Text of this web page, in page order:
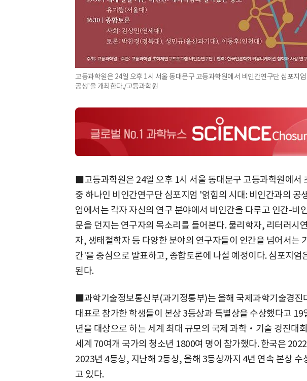
고등과학원은 24일 오후 1시 서울 동대문구 고등과학원에서 비인간연구단 심포지
공생'을 개최한다./고등과학원
■고등과학원은 24일 오후 1시 서울 동대문구 고등과학원에서
중 하나인 비인간연구단 심포지엄 '얽힘의 시대: 비인간과의 공
엄에서는 각자 자신의 연구 분야에서 비인간을 다루고 인간-비
문을 던지는 연구자의 목소리를 들어본다. 물리학자, 리터러시
자, 생태철학자 등 다양한 분야의 연구자들이 인간을 넘어서는
간'을 중심으로 발표하고, 종합토론에 나설 예정이다. 심포지엄
된다.
■과학기술정보통신부(과기정통부)는 올해 국제과학기술경진
대표로 참가한 학생들이 본상 3등상과 특별상을 수상했다고 19
년을 대상으로 하는 세계 최대 규모의 국제 과학‧기술 경진대
세계 70여개 국가의 청소년 1800여 명이 참가했다. 한국은
2023년 4등상, 지난해 2등상, 올해 3등상까지 4년 연속 본상 수
고 있다.